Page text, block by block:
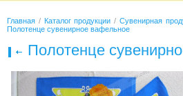
Главная / Каталог продукции /Сувенирная
Полотенце сувенирное вафельное
Полотенце